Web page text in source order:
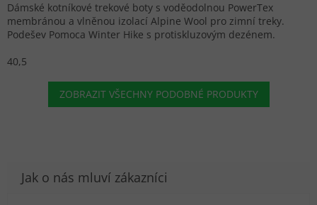
Dámské kotníkové trekové boty s voděodolnou PowerTex
membránou a vlněnou izolací Alpine Wool pro zimní treky.
Podešev Pomoca Winter Hike s protiskluzovým dezénem.
40,5
ZOBRAZIT VŠECHNY PODOBNÉ PRODUKTY